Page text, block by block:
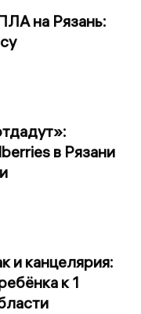
на Рязань:
в Рязани
и канцелярия:
к 1